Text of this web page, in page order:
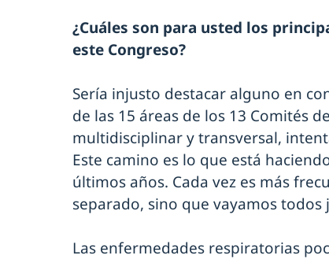
¿Cuáles son para usted los
este Congreso?
Sería injusto destacar alguno en
de las 15 áreas de los 13 Comités
multidisciplinar y transversal,
Este camino es lo que está
últimos años. Cada vez es más
separado, sino que vayamos todos
Las enfermedades respiratorias